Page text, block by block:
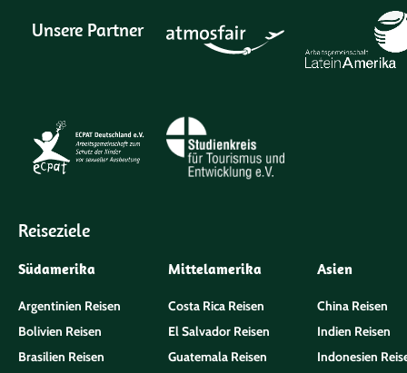
Unsere Partner
Reiseziele
Südamerika
Argentinien Reisen
Bolivien Reisen
Brasilien Reisen
Mittelamerika
Costa Rica Reisen
El Salvador Reisen
Guatemala Reisen
Asien
China Reisen
Indien Reisen
Indonesien